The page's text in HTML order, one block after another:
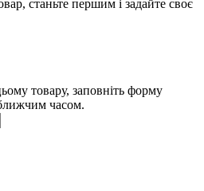
станьте першим і задайте своє
товару, заповніть форму
часом.